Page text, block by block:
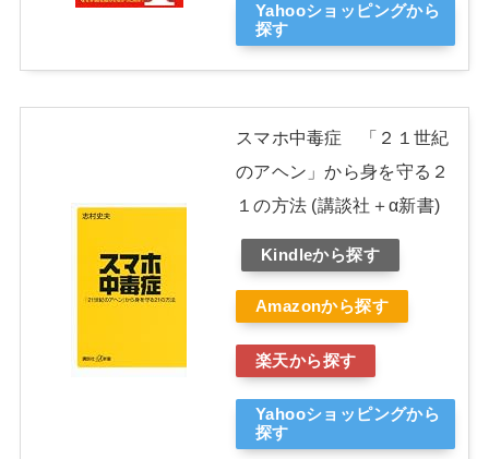
Yahooショッピングから
探す
スマホ中毒症 「２１世紀
のアヘン」から身を守る２
１の方法 (講談社＋α新書)
Kindleから探す
Amazonから探す
楽天から探す
Yahooショッピングから
探す